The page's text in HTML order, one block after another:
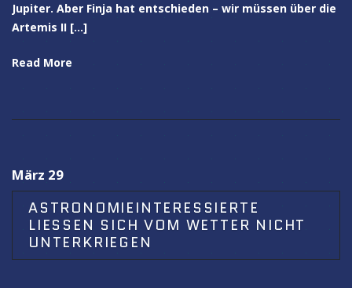
Jupiter. Aber Finja hat entschieden – wir müssen über die
Artemis II […]
Read More
März 29
ASTRONOMIEINTERESSIERTE
LIESSEN SICH VOM WETTER NICHT U
NTERKRIEGEN